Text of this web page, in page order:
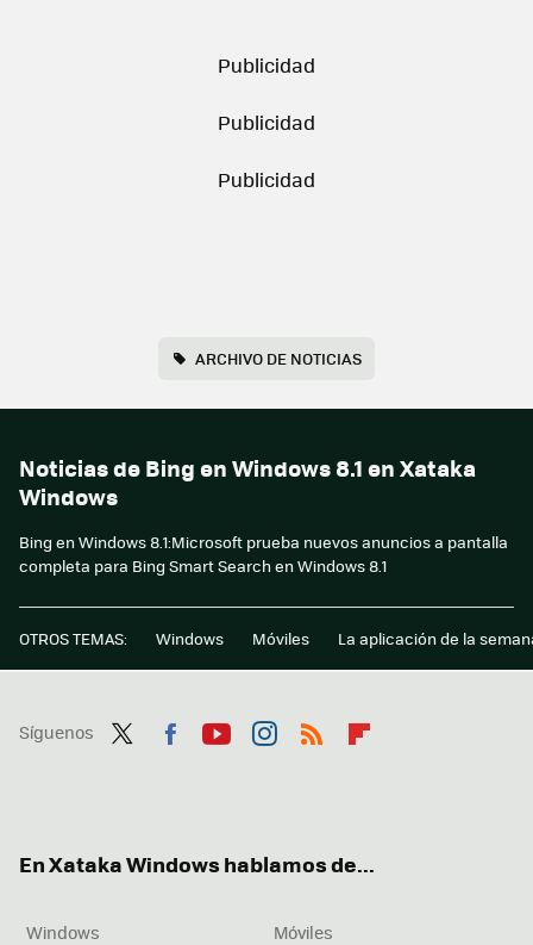
ARCHIVO DE NOTICIAS
Noticias de Bing en Windows 8.1 en Xataka
Windows
Bing en Windows 8.1:Microsoft prueba nuevos anuncios a pantalla
completa para Bing Smart Search en Windows 8.1
OTROS TEMAS: Windows Móviles La aplicación de la
Síguenos
En Xataka Windows hablamos de...
Windows
Móviles